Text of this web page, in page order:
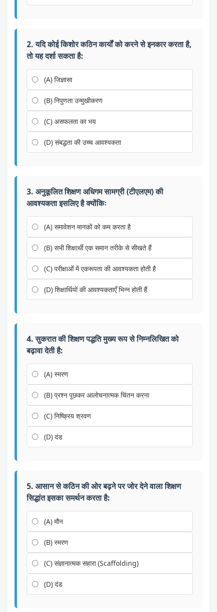
2. यदि कोई किशोर कठिन कार्यों को करने से इनकार करता है,
तो यह दर्शा सकता है:
(A) जिज्ञासा
(B) निपुणता उन्मुखीकरण
(C) असफलता का भय
(D) संबद्धता की उच्च आवश्यकता
3. अनुकूलित शिक्षण अधिगम सामग्री (टीएलएम) की
आवश्यकता इसलिए है क्योंकिः
(A) समावेशन मानकों को कम करता है
(B) सभी शिक्षार्थी एक समान तरीके से सीखते हैं
(C) परीक्षाओं में एकरूपता की आवश्यकता होती है
(D) शिक्षार्थियों की आवश्यकताएँ भिन्न होती हैं
4. सुकरात की शिक्षण पद्धति मुख्य रूप से निम्नलिखित को
बढ़ावा देती है:
(A) स्मरण
(B) प्रश्न पूछकर आलोचनात्मक चिंतन करना
(C) निष्क्रिय श्रवण
(D) दंड
5. आसान से कठिन की ओर बढ़ने पर जोर देने वाला शिक्षण
सिद्धांत इसका समर्थन करता है:
(A) मौन
(B) स्मरण
(C) संज्ञानात्मक सहारा (Scaffolding)
(D) दंड